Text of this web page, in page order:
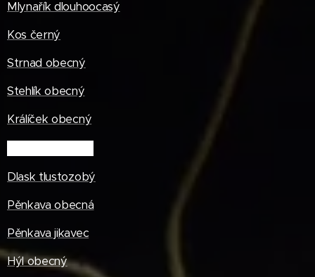
Mlynařík dlouhoocasý
Kos černý
Strnad obecný
Stehlík obecný
Králíček obecný
Dlask tlustozobý
Pěnkava obecná
Pěnkava jikavec
Hýl obecný